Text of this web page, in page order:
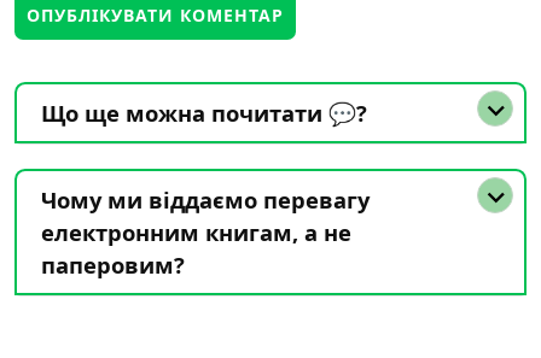
Що ще можна почитати 💬?
Чому ми віддаємо перевагу
електронним книгам, а не
паперовим?